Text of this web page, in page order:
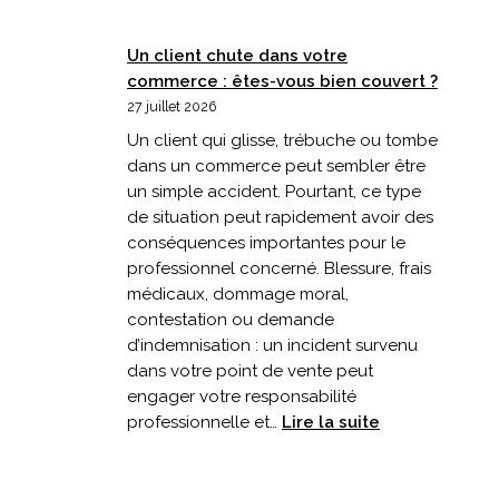
Un client chute dans votre
commerce : êtes-vous bien couvert ?
27 juillet 2026
Un client qui glisse, trébuche ou tombe
dans un commerce peut sembler être
un simple accident. Pourtant, ce type
de situation peut rapidement avoir des
conséquences importantes pour le
professionnel concerné. Blessure, frais
médicaux, dommage moral,
contestation ou demande
d’indemnisation : un incident survenu
dans votre point de vente peut
engager votre responsabilité
professionnelle et… Lire la suite